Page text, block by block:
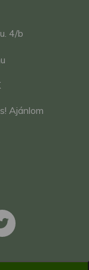
japán
japán
japán
4/b
Ajánlom